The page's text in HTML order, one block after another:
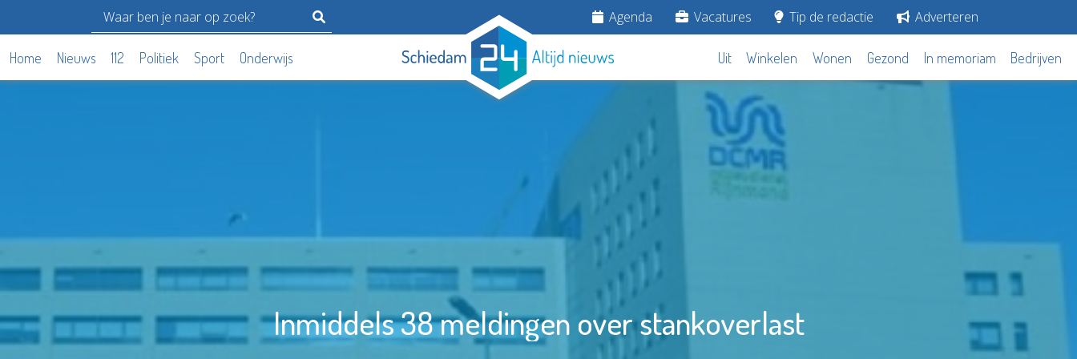
Agenda Vacatures Tip de redactie Adverteren
Home Nieuws 112 Politiek Sport Onderwijs Uit Winkelen Wonen Gezond In memoriam Bedrijven
Inmiddels 38 meldingen over stankoverlast